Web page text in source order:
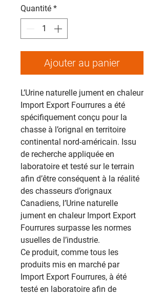
Quantité *
Ajouter au panier
L’Urine naturelle jument en chaleur
Import Export Fourrures a été
spécifiquement conçu pour la
chasse à l’orignal en territoire
continental nord-américain. Issu
de recherche appliquée en
laboratoire et testé sur le terrain
afin d’être conséquent à la réalité
des chasseurs d’orignaux
Canadiens, l’Urine naturelle
jument en chaleur Import Export
Fourrures surpasse les normes
usuelles de l’industrie.
Ce produit, comme tous les
produits mis en marché par
Import Export Fourrures, à été
testé en laboratoire afin de